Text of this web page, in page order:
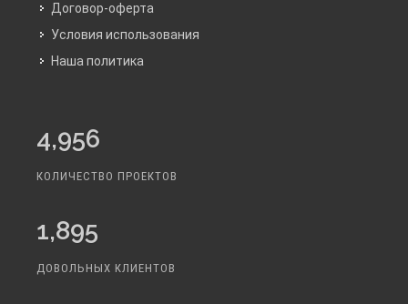
Договор-оферта
Условия использования
Наша политика
4,956
КОЛИЧЕСТВО ПРОЕКТОВ
1,895
ДОВОЛЬНЫХ КЛИЕНТОВ